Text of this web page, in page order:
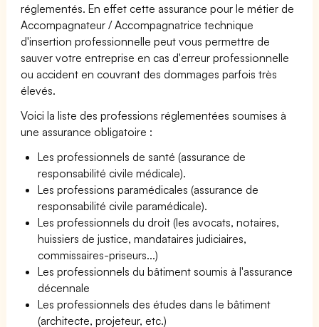
réglementés. En effet cette assurance pour le métier de
Accompagnateur / Accompagnatrice technique
d'insertion professionnelle peut vous permettre de
sauver votre entreprise en cas d'erreur professionnelle
ou accident en couvrant des dommages parfois très
élevés.
Voici la liste des professions réglementées soumises à
une assurance obligatoire :
Les professionnels de santé (assurance de
responsabilité civile médicale).
Les professions paramédicales (assurance de
responsabilité civile paramédicale).
Les professionnels du droit (les avocats, notaires,
huissiers de justice, mandataires judiciaires,
commissaires-priseurs...)
Les professionnels du bâtiment soumis à l'assurance
décennale
Les professionnels des études dans le bâtiment
(architecte, projeteur, etc.)